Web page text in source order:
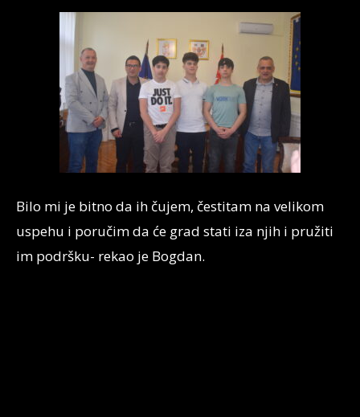
Bilo mi je bitno da ih čujem, čestitam na velikom
uspehu i poručim da će grad stati iza njih i pružiti
im podršku- rekao je Bogdan.